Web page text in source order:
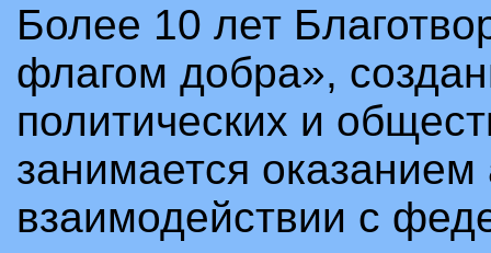
Более 10 лет
флагом добра»,
политических и
занимается
взаимодействии с